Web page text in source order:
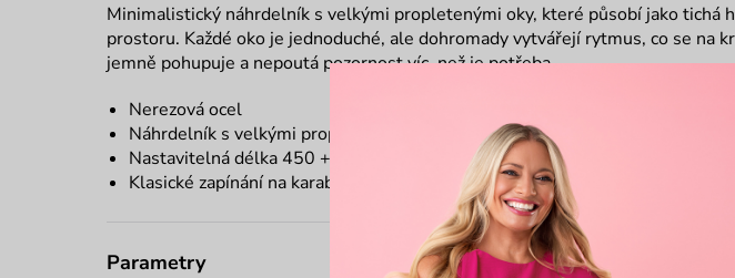
Minimalistický náhrdelník s velkými propletenými oky, které působí jako tichá
prostoru. Každé oko je jednoduché, ale dohromady vytvářejí rytmus, co se na
jemně pohupuje a nepoutá pozornost víc, než je potřeba.
Nerezová ocel
Náhrdelník s velkými propletenými oky
Nastavitelná délka 450 + 50 mm
Klasické zapínání na karabinu
Parametry